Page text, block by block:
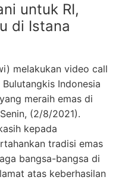
untuk RI,
di Istana
melakukan video call
Indonesia
meraih emas di
(2/8/2021).
kepada
tradisi emas
bangsa-bangsa di
atas keberhasilan